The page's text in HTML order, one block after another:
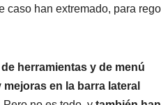
caso han extremado, para
de herramientas y de menú
en la barra lateral